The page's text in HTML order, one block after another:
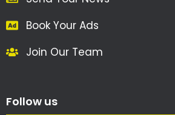
Book Your Ads
Join Our Team
Follow us